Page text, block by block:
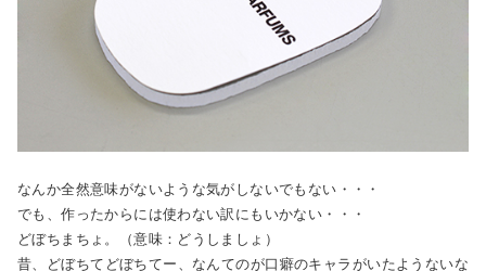
なんか全然意味がないような気がしないでもない・・・
でも、作ったからには使わない訳にもいかない・・・
どぼちまちょ。（意味：どうしましょ）
昔、どぼちてどぼちてー、なんてのが口癖のキャラがいたようないな